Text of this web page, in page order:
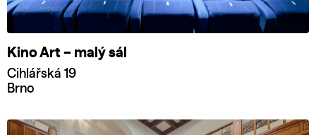
Kino Art – malý sál
Cihlářská 19
Brno